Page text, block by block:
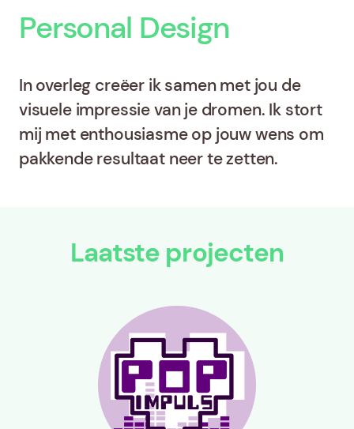
Personal Design
In overleg creëer ik samen met jou de
visuele impressie van je dromen. Ik stort
mij met enthousiasme op jouw wens om
pakkende resultaat neer te zetten.
Laatste projecten